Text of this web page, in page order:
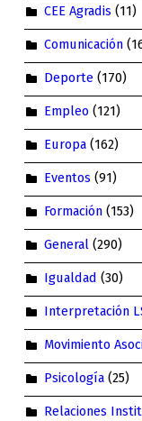
CEE Agradis (11)
Comunicación
Deporte(170)
Empleo (121)
Europa(162)
Eventos (91)
Formación(153)
General(290)
Igualdad (30)
Interpretación
Movimiento
Psicología(25)
Relaciones